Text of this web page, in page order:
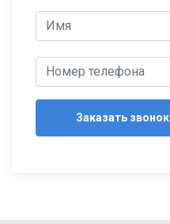
Заказать звонок